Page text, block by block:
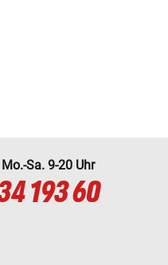
Sa. 9-20 Uhr
193 60